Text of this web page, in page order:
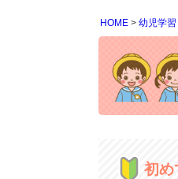
HOME 幼児学習
初め